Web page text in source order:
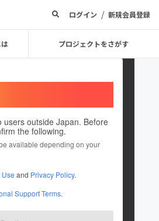
ログイン / 新規会員登録
プロジェクトをさがす
users outside Japan. Before
the following.
available depending on your
Use and Privacy Policy.
Support Terms.
スマートシテイ・イ
ィテュート
ジェクトオーナー
トを投稿しています
都